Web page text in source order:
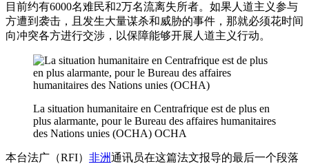
目前约有6000名难民和2万名流离失所者。如果人道主义参与
方遭到袭击，且发生大量谋杀和威胁的事件，那就必须花时间
向冲突各方进行交涉，以保障能够开展人道主义行动。
La situation humanitaire en Centrafrique est de plus en
plus alarmante, pour le Bureau des affaires humanitaires
des Nations unies (OCHA) OCHA
本台法广（RFI） 非洲通讯员在这篇法文报导的最后一个段落